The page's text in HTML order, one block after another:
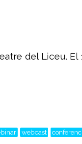
del Liceu.
webcast